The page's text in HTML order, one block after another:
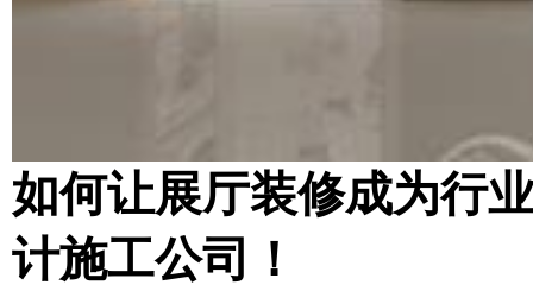
如何让展厅装修成为行
计施工公司！